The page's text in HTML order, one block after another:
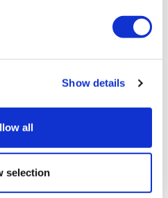
Show details
all
selection
in St. Martin-in-